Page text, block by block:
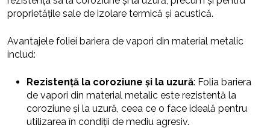
proprietățile sale de izolare termică și acustică.
Avantajele foliei bariera de vapori din material metalic
includ:
Rezistență la coroziune și la uzură: Folia bariera
de vapori din material metalic este rezistentă la
coroziune și la uzură, ceea ce o face ideală pentru
utilizarea în condiții de mediu agresiv.